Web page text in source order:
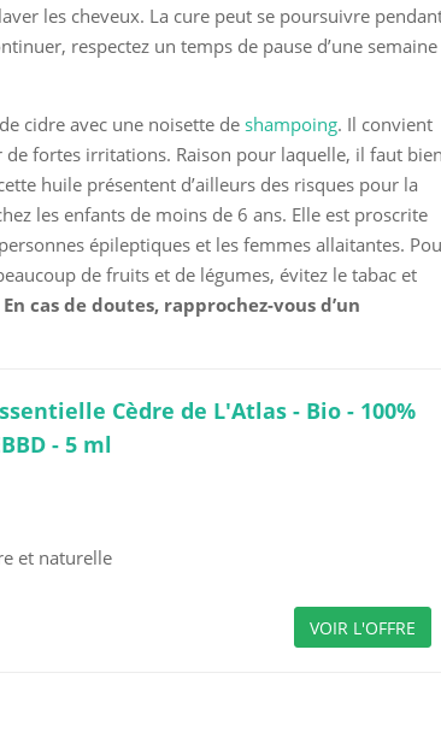
les cheveux. La cure peut se poursuivre
respectez un temps de pause d’une semaine
cidre avec une noisette deshampoing. Il convient
de fortes irritations. Raison pour laquelle, il faut bien
huile présentent d’ailleurs des risques pour la
les enfants de moins de 6 ans. Elle est proscrite
épileptiques et les femmes allaitantes.
de fruits et de légumes, évitez le tabac et
En cas de doutes, rapprochez-vous d’un
Cèdre de L'Atlas - Bio - 100%
- 5 ml
et naturelle
VOIR L'OFFRE